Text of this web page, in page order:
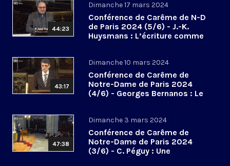
44:23
Dimanche 17 mars 2024
Conférence de Carême de N-D
de Paris 2024 (5/6) - J.-K.
Huysmans : L’écriture comme
43:17
Dimanche 10 mars 2024
Conférence de Carême de
Notre-Dame de Paris 2024
(4/6) - Georges Bernanos : Le
47:38
Dimanche 3 mars 2024
Conférence de Carême de
Notre-Dame de Paris 2024
(3/6) - C. Péguy : Une
spiritualité de la communion